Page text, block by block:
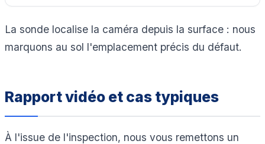
La sonde localise la caméra depuis la surface : nous
marquons au sol l'emplacement précis du défaut.
Rapport vidéo et cas typiques
À l'issue de l'inspection, nous vous remettons un